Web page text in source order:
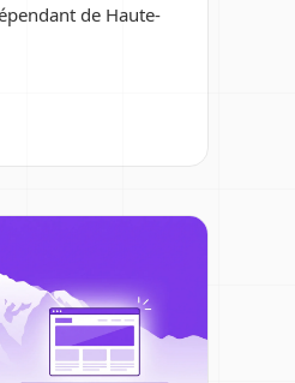
de Haute-